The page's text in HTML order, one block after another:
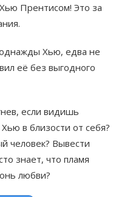
Прентисом! Это за
Хью, едва не
её без выгодного
если видишь
в близости от себя?
человек? Вывести
знает, что пламя
любви?